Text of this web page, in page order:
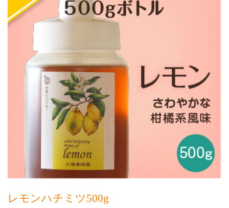
レモンハチミツ500g